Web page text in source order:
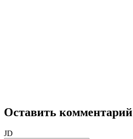
Оставить комментарий
JD